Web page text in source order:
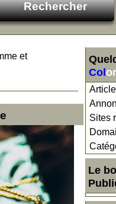
Col
Sites
Le
et